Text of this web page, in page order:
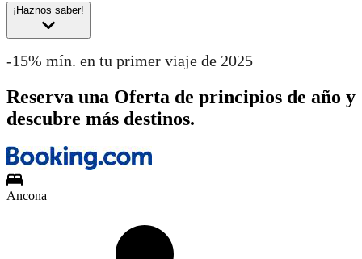
¡Haznos saber!
-15% mín. en tu primer viaje de 2025
Reserva una Oferta de principios de año y
descubre más destinos.
Ancona